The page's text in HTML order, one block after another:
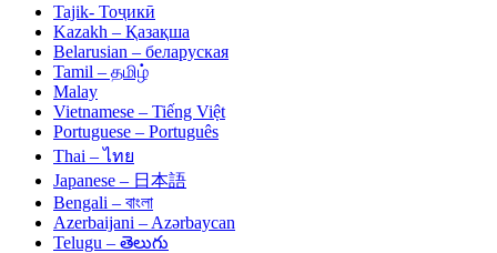
Tajik- Тоҷикӣ
Kazakh – Қазақша
Belarusian – беларуская
Tamil – தமிழ்
Malay
Vietnamese – Tiếng Việt
Portuguese – Português
Thai – ไทย
Japanese – 日本語
Bengali – বাংলা
Azerbaijani – Azərbaycan
Telugu – తెలుగు